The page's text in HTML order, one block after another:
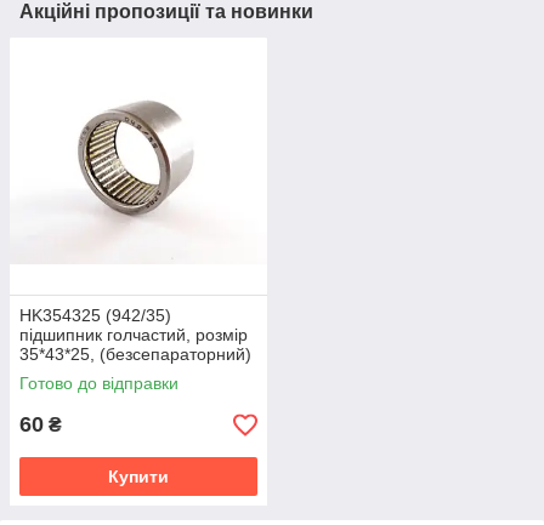
Акційні пропозиції та новинки
HK354325 (942/35)
підшипник голчастий, розмір
35*43*25, (безсепараторний)
ГОСТ
Готово до відправки
60 ₴
Купити